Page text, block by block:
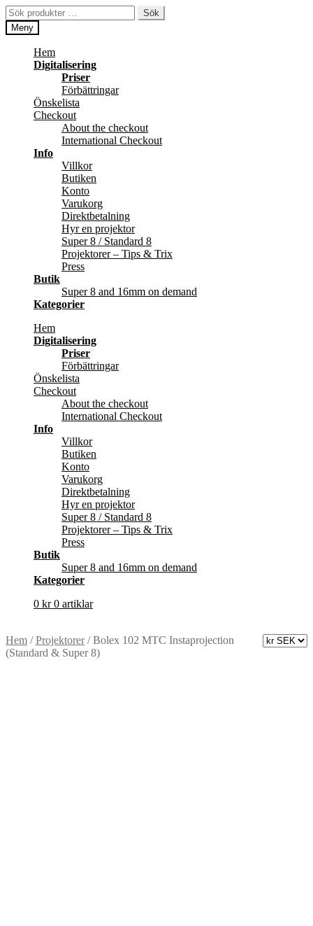
Hoppa
till
navigering
Hoppa
till
innehåll
Sök
efter:
Sök
Meny
Hem
Digitalisering
Priser
Förbättringar
Önskelista
Checkout
About the checkout
International Checkout
Info
Villkor
Butiken
Konto
Varukorg
Direktbetalning
Hyr en projektor
Super 8 / Standard 8
Projektorer – Tips & Trix
Press
Butik
Super 8 and 16mm on demand
Kategorier
Hem
Digitalisering
Priser
Förbättringar
Önskelista
Checkout
About the checkout
International Checkout
Info
Villkor
Butiken
Konto
Varukorg
Direktbetalning
Hyr en projektor
Super 8 / Standard 8
Projektorer – Tips & Trix
Press
Butik
Super 8 and 16mm on demand
Kategorier
0 kr 0 artiklar
Hem /Projektorer/Bolex 102 MTC Instaprojection
(Standard & Super 8)